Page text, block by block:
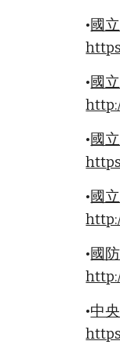
•國
•國
•國
•國
•國
•中